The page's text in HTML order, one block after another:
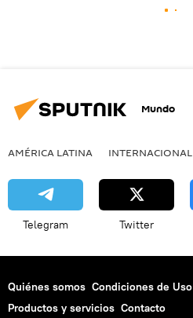
Mundo
AMÉRICA LATINA INTERNACIONAL
Telegram Twitter
Quiénes somos Condiciones de Uso
Productos y servicios Contacto